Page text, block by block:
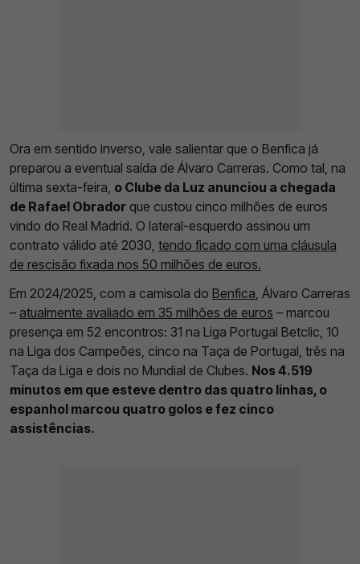
Ora em sentido inverso, vale salientar que o Benfica já
preparou a eventual saída de Álvaro Carreras. Como tal, na
última sexta-feira, o Clube da Luz anunciou a chegada
de Rafael Obrador que custou cinco milhões de euros
vindo do Real Madrid. O lateral-esquerdo assinou um
contrato válido até 2030, tendo ficado com uma cláusula
de rescisão fixada nos 50 milhões de euros.
Em 2024/2025, com a camisola do Benfica, Álvaro Carreras
– atualmente avaliado em 35 milhões de euros – marcou
presença em 52 encontros: 31 na Liga Portugal Betclic, 10
na Liga dos Campeões, cinco na Taça de Portugal, três na
Taça da Liga e dois no Mundial de Clubes. Nos 4.519
minutos em que esteve dentro das quatro linhas, o
espanhol marcou quatro golos e fez cinco
assistências.